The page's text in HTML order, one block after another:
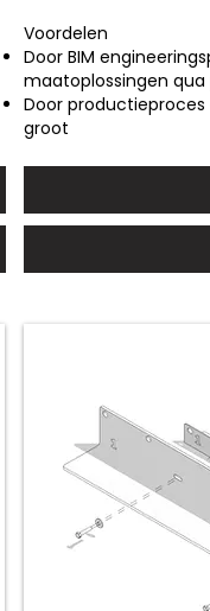
Voordelen
Door BIM
maatoplossingen
Door
groot